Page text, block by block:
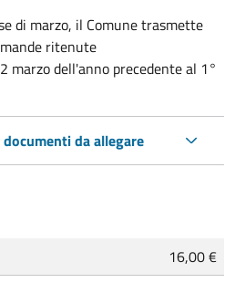
di marzo, il Comune trasmette
ritenute
marzo dell'anno precedente al 1°
da allegare
16,00 €